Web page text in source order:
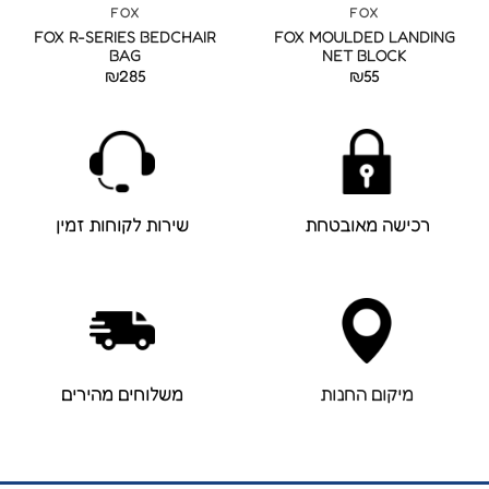
FOX
FOX MOULDED LANDING
NET BLOCK
₪55
FOX
FOX R-SERIES BEDCHAIR
BAG
₪285
רכישה מאובטחת שירות לקוחות זמין
מיקום החנות משלוחים מהירים